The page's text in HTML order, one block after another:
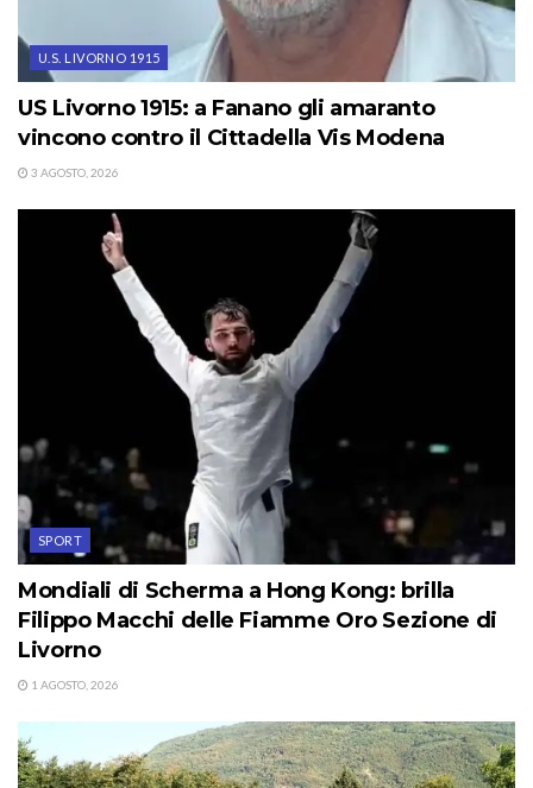
U.S. LIVORNO 1915
US Livorno 1915: a Fanano gli amaranto
vincono contro il Cittadella Vis Modena
3 AGOSTO, 2026
SPORT
Mondiali di Scherma a Hong Kong: brilla
Filippo Macchi delle Fiamme Oro Sezione di
Livorno
1 AGOSTO, 2026